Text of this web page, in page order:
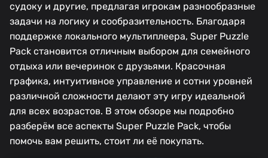
судоку и другие, предлагая игрокам разнообразные
задачи на логику и сообразительность. Благодаря
поддержке локального мультиплеера, Super Puzzle
Pack становится отличным выбором для семейного
отдыха или вечеринок с друзьями. Красочная
графика, интуитивное управление и сотни уровней
различной сложности делают эту игру идеальной
для всех возрастов. В этом обзоре мы подробно
разберём все аспекты Super Puzzle Pack, чтобы
помочь вам решить, стоит ли её покупать.